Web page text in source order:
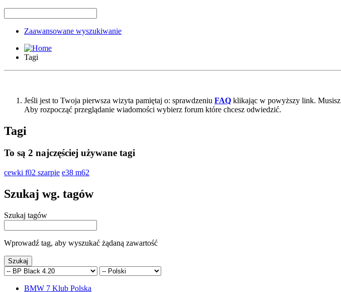
Zaawansowane wyszukiwanie
Tagi
Jeśli jest to Twoja pierwsza wizyta pamiętaj o: sprawdzeniu FAQ klikając w powyższy link. Musisz
Aby rozpocząć przeglądanie wiadomości wybierz forum które chcesz odwiedzić.
Tagi
To są 2 najczęściej używane tagi
cewki f02 szarpie e38 m62
Szukaj wg. tagów
Szukaj tagów
Wprowadź tag, aby wyszukać żądaną zawartość
BMW 7 Klub Polska